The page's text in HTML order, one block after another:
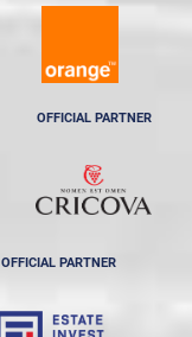
OFFICIAL PARTNER
OFFICIAL PARTNER